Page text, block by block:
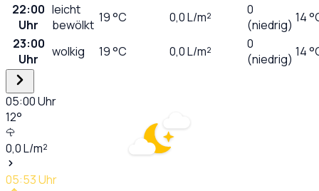
22:00
Uhr
leicht
bewölkt 19°C 0,0L/m²
0
(niedrig) 14
23:00
Uhr
wolkig 19°C 0,0L/m²
0
(niedrig) 14
05:00Uhr
12°
0,0L/m²
05:53Uhr